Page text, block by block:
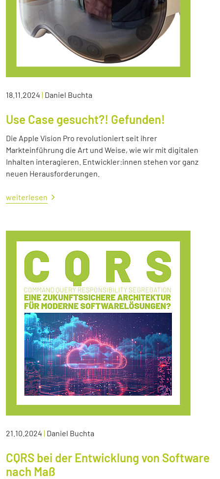
18.11.2024 | Daniel Buchta
Use Case gesucht?! Gefunden!
Die Apple Vision Pro revolutioniert seit ihrer
Markteinführung die Art und Weise, wie wir mit digitalen
Inhalten interagieren. Entwickler:innen stehen vor ganz
neuen Herausforderungen.
weiterlesen
21.10.2024 | Daniel Buchta
CQRS bei der Entwicklung von Software
nach Maß